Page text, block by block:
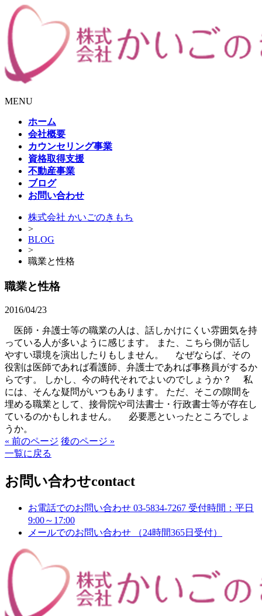
MENU
ホーム
会社概要
カウンセリング事業
資格取得支援
不動産事業
ブログ
お問い合わせ
株式会社 かいごのきもち
>
BLOG
>
職業と性格
職業と性格
2016/04/23
医師・弁護士等の職業の人は、話しかけにくい雰囲気を持
っている人が多いように感じます。 また、こちら側が話し
やすい環境を演出したりもしません。 なぜならば、その
役割は医師であれば看護師、弁護士であれば事務員がするか
らです。 しかし、今の時代それでよいのでしょうか？ 私
には、そんな疑問がいつもあります。 ただ、そこの隙間を
埋める職業として、接骨院や司法書士・行政書士等が存在し
ているのかもしれません。 必要悪といったところでしょ
うか。
« 前のページ 後のページ »
一覧に戻る
お問い合わせcontact
お電話でのお問い合わせ 03-5834-7267 受付時間：平日
9:00～17:00
メールでのお問い合わせ
（24時間365日受付）